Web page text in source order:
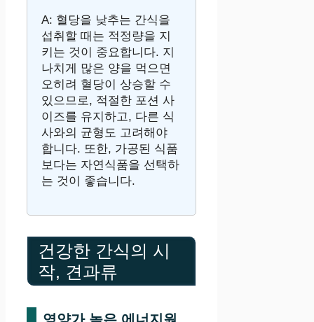
A: 혈당을 낮추는 간식을
섭취할 때는 적정량을 지
키는 것이 중요합니다. 지
나치게 많은 양을 먹으면
오히려 혈당이 상승할 수
있으므로, 적절한 포션 사
이즈를 유지하고, 다른 식
사와의 균형도 고려해야
합니다. 또한, 가공된 식품
보다는 자연식품을 선택하
는 것이 좋습니다.
건강한 간식의 시
작, 견과류